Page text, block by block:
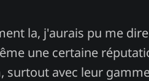
la, j'aurais pu me
une certaine
surtout avec leur